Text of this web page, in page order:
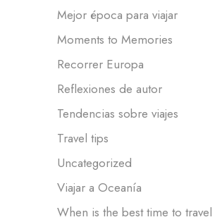
Mejor época para viajar
Moments to Memories
Recorrer Europa
Reflexiones de autor
Tendencias sobre viajes
Travel tips
Uncategorized
Viajar a Oceanía
When is the best time to travel